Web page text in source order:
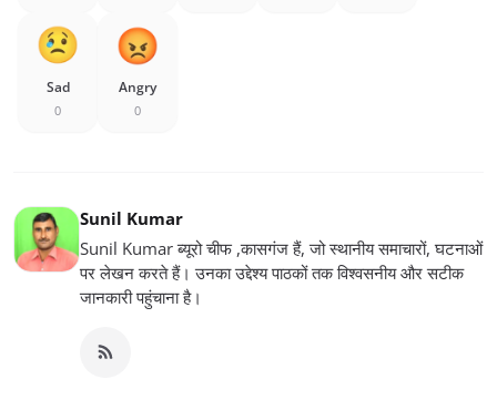
Sad
0
Angry
0
Sunil Kumar
Sunil Kumar ब्यूरो चीफ ,कासगंज हैं, जो स्थानीय समाचारों, घटनाओं
पर लेखन करते हैं। उनका उद्देश्य पाठकों तक विश्वसनीय और सटीक
जानकारी पहुंचाना है।